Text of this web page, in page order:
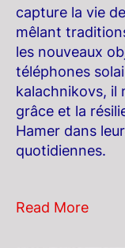
capture la vie
mêlant
les nouveaux
téléphones
kalachnikovs, il
grâce et la
Hamer dans
quotidiennes.
Read More